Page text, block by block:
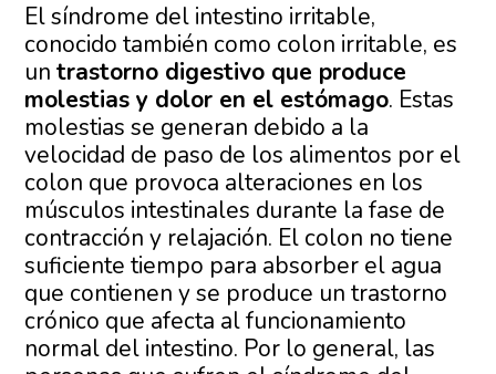
El síndrome del intestino irritable,
conocido también como colon irritable, es
untrastorno digestivo que produce
molestias y dolor en el estómago. Estas
molestias se generan debido a la
velocidad de paso de los alimentos por el
colon que provoca alteraciones en los
músculos intestinales durante la fase de
contracción y relajación. El colon no tiene
suficiente tiempo para absorber el agua
que contienen y se produce un trastorno
crónico que afecta al funcionamiento
normal del intestino. Por lo general, las